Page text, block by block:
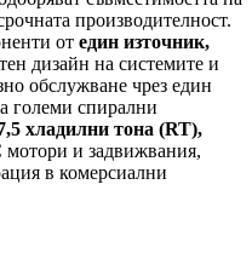
производителност.
от един източник,
дизайн на системите и
обслужване чрез един
големи спирални
хладилни тона (RT),
мотори и задвижвания,
в комерсиални